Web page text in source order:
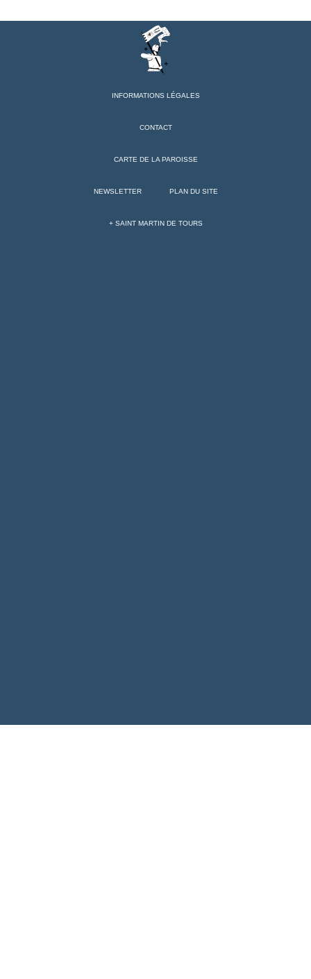
INFORMATIONS LÉGALES
CONTACT
CARTE DE LA PAROISSE
NEWSLETTER PLAN DU SITE
+ SAINT MARTIN DE TOURS